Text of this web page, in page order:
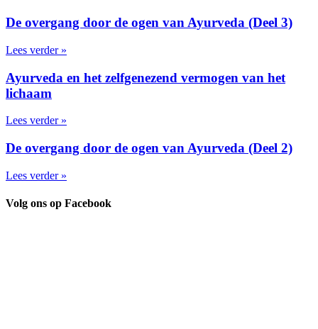
De overgang door de ogen van Ayurveda (Deel 3)
Lees verder »
Ayurveda en het zelfgenezend vermogen van het
lichaam
Lees verder »
De overgang door de ogen van Ayurveda (Deel 2)
Lees verder »
Volg ons op Facebook